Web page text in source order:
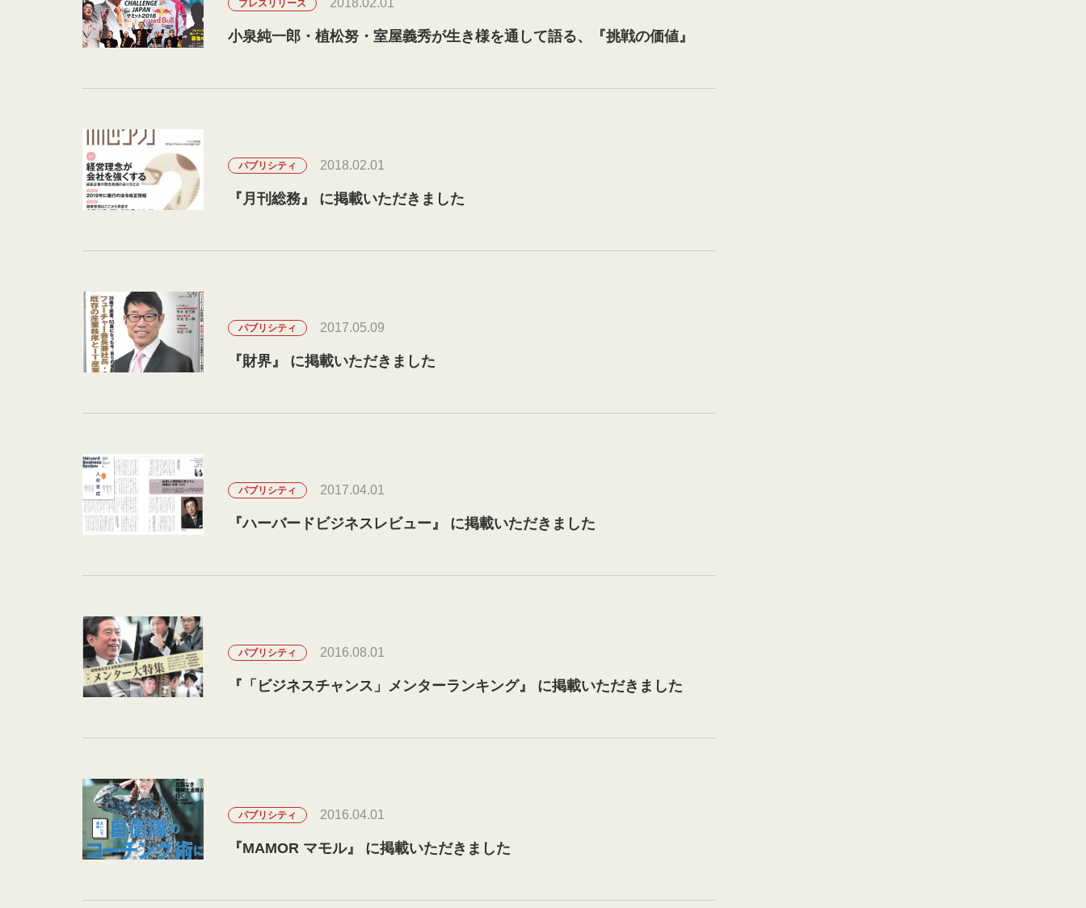
プレスリリース 2018.02.01
小泉純一郎・植松努・室屋義秀が生き様を通して語る、『挑戦の価値』
パブリシティ 2018.02.01
『月刊総務』 に掲載いただきました
パブリシティ 2017.05.09
『財界』 に掲載いただきました
パブリシティ 2017.04.01
『ハーバードビジネスレビュー』 に掲載いただきました
パブリシティ 2016.08.01
『「ビジネスチャンス」メンターランキング』 に掲載いただきました
パブリシティ 2016.04.01
『MAMOR マモル』 に掲載いただきました